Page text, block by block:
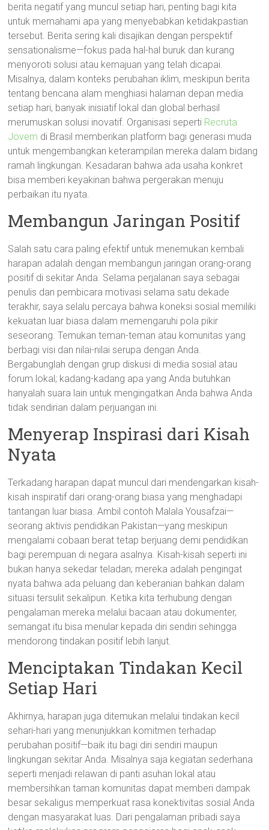
berita negatif yang muncul setiap hari, penting bagi kita
untuk memahami apa yang menyebabkan ketidakpastian
tersebut. Berita sering kali disajikan dengan perspektif
sensationalisme—fokus pada hal-hal buruk dan kurang
menyoroti solusi atau kemajuan yang telah dicapai.
Misalnya, dalam konteks perubahan iklim, meskipun berita
tentang bencana alam menghiasi halaman depan media
setiap hari, banyak inisiatif lokal dan global berhasil
merumuskan solusi inovatif. Organisasi seperti Recruta
Jovem di Brasil memberikan platform bagi generasi muda
untuk mengembangkan keterampilan mereka dalam bidang
ramah lingkungan. Kesadaran bahwa ada usaha konkret
bisa memberi keyakinan bahwa pergerakan menuju
perbaikan itu nyata.
Membangun Jaringan Positif
Salah satu cara paling efektif untuk menemukan kembali
harapan adalah dengan membangun jaringan orang-orang
positif di sekitar Anda. Selama perjalanan saya sebagai
penulis dan pembicara motivasi selama satu dekade
terakhir, saya selalu percaya bahwa koneksi sosial memiliki
kekuatan luar biasa dalam memengaruhi pola pikir
seseorang. Temukan teman-teman atau komunitas yang
berbagi visi dan nilai-nilai serupa dengan Anda.
Bergabunglah dengan grup diskusi di media sosial atau
forum lokal; kadang-kadang apa yang Anda butuhkan
hanyalah suara lain untuk mengingatkan Anda bahwa Anda
tidak sendirian dalam perjuangan ini.
Menyerap Inspirasi dari Kisah
Nyata
Terkadang harapan dapat muncul dari mendengarkan kisah-
kisah inspiratif dari orang-orang biasa yang menghadapi
tantangan luar biasa. Ambil contoh Malala Yousafzai—
seorang aktivis pendidikan Pakistan—yang meskipun
mengalami cobaan berat tetap berjuang demi pendidikan
bagi perempuan di negara asalnya. Kisah-kisah seperti ini
bukan hanya sekedar teladan; mereka adalah pengingat
nyata bahwa ada peluang dan keberanian bahkan dalam
situasi tersulit sekalipun. Ketika kita terhubung dengan
pengalaman mereka melalui bacaan atau dokumenter,
semangat itu bisa menular kepada diri sendiri sehingga
mendorong tindakan positif lebih lanjut.
Menciptakan Tindakan Kecil
Setiap Hari
Akhirnya, harapan juga ditemukan melalui tindakan kecil
sehari-hari yang menunjukkan komitmen terhadap
perubahan positif—baik itu bagi diri sendiri maupun
lingkungan sekitar Anda. Misalnya saja kegiatan sederhana
seperti menjadi relawan di panti asuhan lokal atau
membersihkan taman komunitas dapat memberi dampak
besar sekaligus memperkuat rasa konektivitas sosial Anda
dengan masyarakat luas. Dari pengalaman pribadi saya